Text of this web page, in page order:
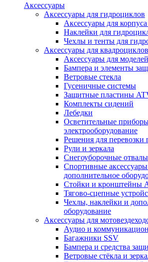
Аксессуары
Аксессуары для гидроциклов
Аксессуары для
Наклейки для
Чехлы и тенты для
Аксессуары для квадроциклов
Аксессуары для
Бампера и элементы
Ветровые стекла
Гусеничные системы
Защитные пластины
Комплекты сидений
Лебедки
Осветительные
электрооборудование
Решения для перевозки
Рули и зеркала
Снегоуборочные
Спортивные
дополнительное
Стойки и кронштейны
Тягово-сцепные
Чехлы, наклейки и
оборудование
Аксессуары для
Аудио и
Багажники SSV
Бампера и средства
Ветровые стёкла и